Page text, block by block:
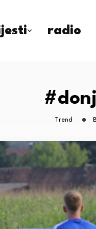
radio
Trend